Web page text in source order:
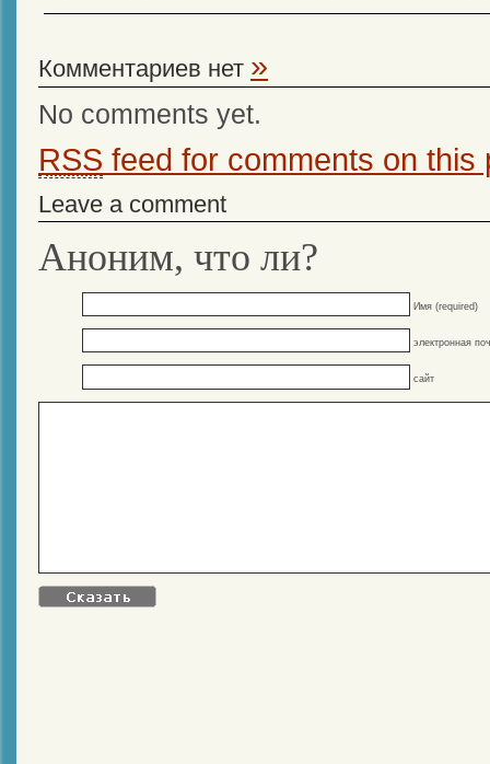
Комментариев нет »
No comments yet.
RSS feed for comments on this
Leave a comment
Аноним, что ли?
Имя (required)
электронная
сайт